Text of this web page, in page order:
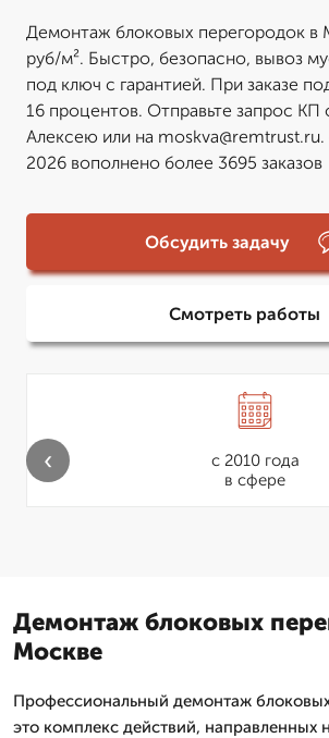
Демонтаж блоковых перегородок в
руб/м². Быстро, безопасно, вывоз
под ключ с гарантией. При заказе
16 процентов. Отправьте запрос КП
Алексею или на moskva@remtrust.ru.
2026 вополнено более 3695 заказов
Обсудить задачу
Смотреть работы
с 2010 года
в сфере
‹
Демонтаж блоковых
Москве
Профессиональный демонтаж
это комплекс действий, направленных